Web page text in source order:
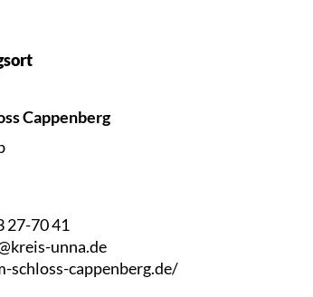
Cappenberg
27-70 41
unna.de
schloss-cappenberg.de/